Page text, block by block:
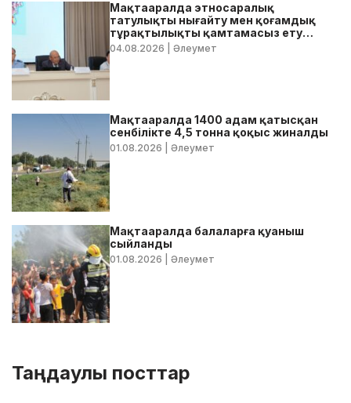
Мақтааралда этносаралық
татулықты нығайту мен қоғамдық
тұрақтылықты қамтамасыз ету
бойынша жедел кеңес өтті
04.08.2026 | Әлеумет
Мақтааралда 1400 адам қатысқан
сенбілікте 4,5 тонна қоқыс жиналды
01.08.2026 | Әлеумет
Мақтааралда балаларға қуаныш
сыйланды
01.08.2026 | Әлеумет
Таңдаулы посттар